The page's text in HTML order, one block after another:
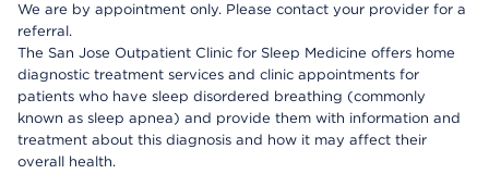
We are by appointment only. Please contact your provider for a
referral.
The San Jose Outpatient Clinic for Sleep Medicine offers home
diagnostic treatment services and clinic appointments for
patients who have sleep disordered breathing (commonly
known as sleep apnea) and provide them with information and
treatment about this diagnosis and how it may affect their
overall health.